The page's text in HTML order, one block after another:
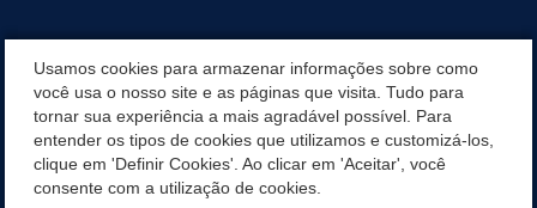
SERVIÇOS
SERVIÇOS DO DEPARTAMENTO DE RECEITA MUNICIPAL
Usamos cookies para armazenar informações sobre como
você usa o nosso site e as páginas que visita. Tudo para
tornar sua experiência a mais agradável possível. Para
entender os tipos de cookies que utilizamos e customizá-los,
clique em 'Definir Cookies'. Ao clicar em 'Aceitar', você
consente com a utilização de cookies.